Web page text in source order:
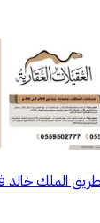
الملك خالد